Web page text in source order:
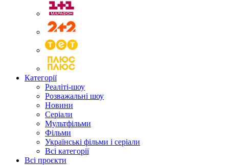
Категорії
Реаліті-шоу
Розважальні шоу
Новини
Серіали
Мультфільми
Фільми
Українські фільми і серіали
Всі категорії
Всі проєкти